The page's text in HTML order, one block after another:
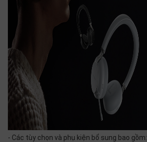
- Các tùy chọn và phụ kiện bổ sung bao gồm: